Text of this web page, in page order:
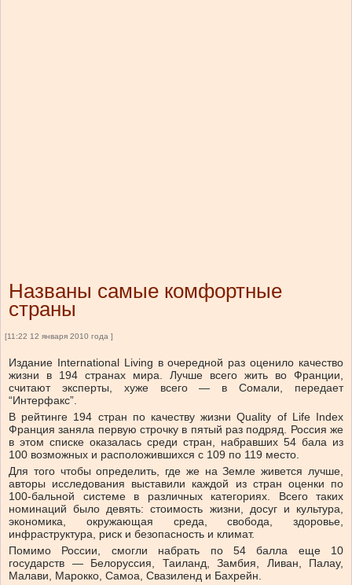
Названы самые комфортные
страны
[11:22 12 января 2010 года ]
Издание International Living в очередной раз оценило качество
жизни в 194 странах мира. Лучше всего жить во Франции,
считают эксперты, хуже всего — в Сомали, передает
“Интерфакс”.
В рейтинге 194 стран по качеству жизни Quality of Life Index
Франция заняла первую строчку в пятый раз подряд. Россия же
в этом списке оказалась среди стран, набравших 54 бала из
100 возможных и расположившихся с 109 по 119 место.
Для того чтобы определить, где же на Земле живется лучше,
авторы исследования выставили каждой из стран оценки по
100-бальной системе в различных категориях. Всего таких
номинаций было девять: стоимость жизни, досуг и культура,
экономика, окружающая среда, свобода, здоровье,
инфраструктура, риск и безопасность и климат.
Помимо России, смогли набрать по 54 балла еще 10
государств — Белоруссия, Таиланд, Замбия, Ливан, Палау,
Малави, Марокко, Самоа, Свазиленд и Бахрейн.